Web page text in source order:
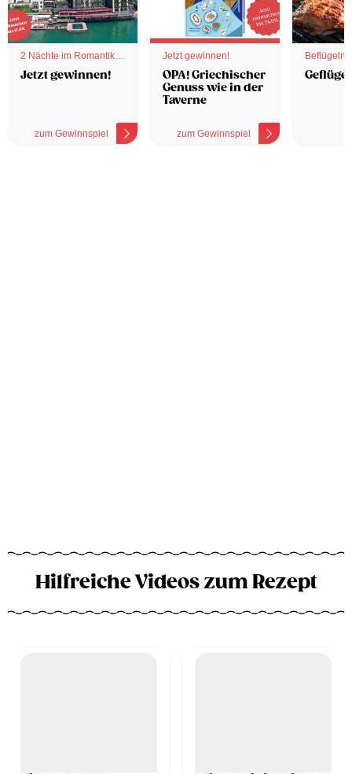
2 Nächte im Romantik
Hotel
Jetzt gewinnen!
zum Gewinnspiel
Jetzt gewinnen!
OPA! Griechischer
Genuss wie in der
Taverne
zum Gewinnspiel
Hilfreiche Videos zum Rezept